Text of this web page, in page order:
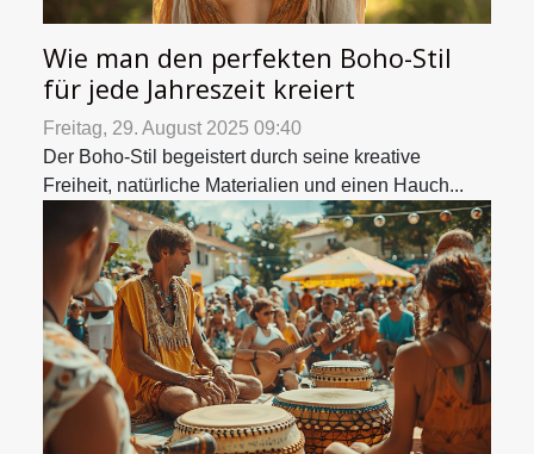
Wie man den perfekten Boho-Stil
für jede Jahreszeit kreiert
Freitag, 29. August 2025 09:40
Der Boho-Stil begeistert durch seine kreative
Freiheit, natürliche Materialien und einen Hauch...